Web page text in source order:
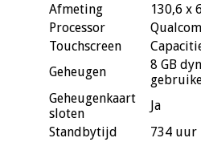
Afmeting
130,6 x
Processor
Touchscreen
Geheugen
8 GB
Geheugenkaart
sloten
Ja
Standbytijd
734 uur